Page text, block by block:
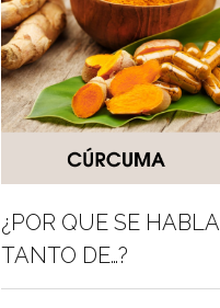
¿POR QUE SE HABLA
TANTO DE…?